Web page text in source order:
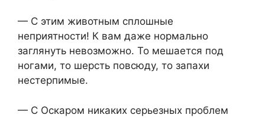
— С этим животным сплошные
неприятности! К вам даже нормально
заглянуть невозможно. То мешается под
ногами, то шерсть повсюду, то запахи
нестерпимые.
— С Оскаром никаких серьезных проблем